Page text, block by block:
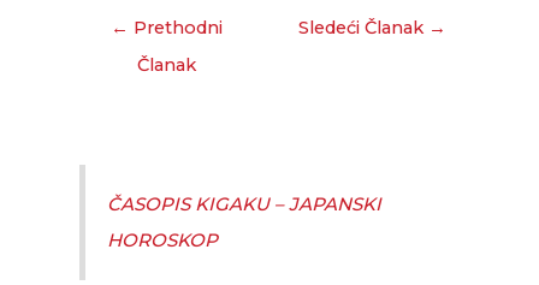
← Prethodni
Članak
Sledeći Članak →
ČASOPIS KIGAKU – JAPANSKI
HOROSKOP